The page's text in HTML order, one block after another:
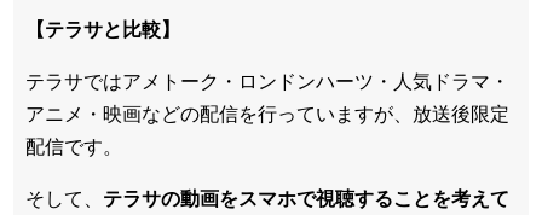
【テラサと比較】
テラサではアメトーク・ロンドンハーツ・人気ドラマ・
アニメ・映画などの配信を行っていますが、放送後限定
配信です。
そして、 テラサの動画をスマホで視聴することを考えて